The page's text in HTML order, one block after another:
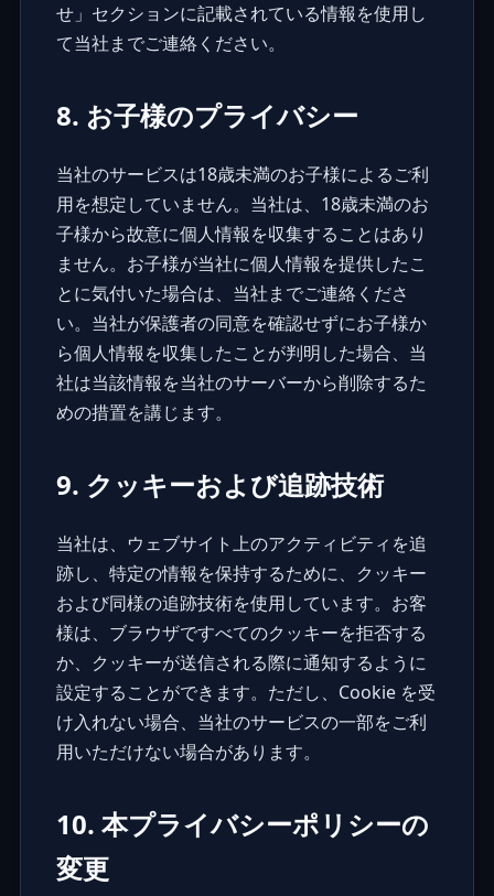
せ」セクションに記載されている情報を使用し
て当社までご連絡ください。
8. お子様のプライバシー
当社のサービスは18歳未満のお子様によるご利
用を想定していません。当社は、18歳未満のお
子様から故意に個人情報を収集することはあり
ません。お子様が当社に個人情報を提供したこ
とに気付いた場合は、当社までご連絡くださ
い。当社が保護者の同意を確認せずにお子様か
ら個人情報を収集したことが判明した場合、当
社は当該情報を当社のサーバーから削除するた
めの措置を講じます。
9. クッキーおよび追跡技術
当社は、ウェブサイト上のアクティビティを追
跡し、特定の情報を保持するために、クッキー
および同様の追跡技術を使用しています。お客
様は、ブラウザですべてのクッキーを拒否する
か、クッキーが送信される際に通知するように
設定することができます。ただし、Cookie を受
け入れない場合、当社のサービスの一部をご利
用いただけない場合があります。
10. 本プライバシーポリシーの
変更